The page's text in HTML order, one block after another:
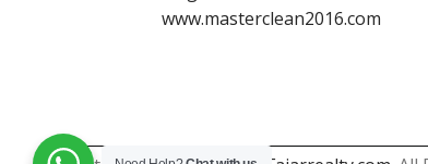
www.masterclean2016.com